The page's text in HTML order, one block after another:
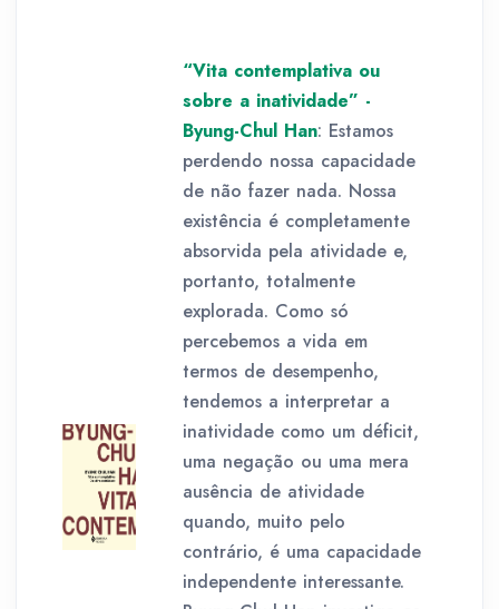
“Vita contemplativa ou
sobre a inatividade” -
Byung-Chul Han: Estamos
perdendo nossa capacidade
de não fazer nada. Nossa
existência é completamente
absorvida pela atividade e,
portanto, totalmente
explorada. Como só
percebemos a vida em
termos de desempenho,
tendemos a interpretar a
inatividade como um déficit,
uma negação ou uma mera
ausência de atividade
quando, muito pelo
contrário, é uma capacidade
independente interessante.